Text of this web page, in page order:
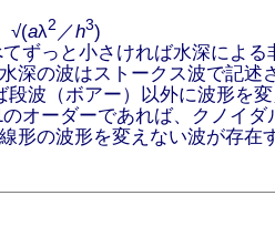
√(aλ2 ／h3)
ずっと小さければ水深による
深の波はストークス波で記述
段波（ボアー）以外に波形を
オーダーであれば、クノイダ
形の波形を変えない波が存在